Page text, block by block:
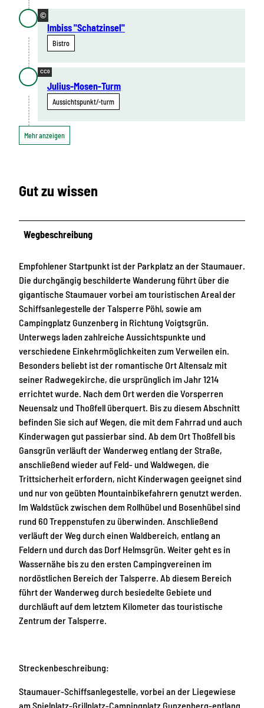
©
Imbiss "Schatzinsel"
Bistro
CC0
Julius-Mosen-Turm
Aussichtspunkt/-turm
Mehr anzeigen
Gut zu wissen
Wegbeschreibung
Empfohlener Startpunkt ist der Parkplatz an der Staumauer.
Die durchgängig beschilderte Wanderung führt über die
gigantische Staumauer vorbei am touristischen Areal der
Schiffsanlegestelle der Talsperre Pöhl, sowie am
Campingplatz Gunzenberg in Richtung Voigtsgrün.
Unterwegs laden zahlreiche Aussichtspunkte und
verschiedene Einkehrmöglichkeiten zum Verweilen ein.
Besonders beliebt ist der romantische Ort Altensalz mit
seiner Radwegekirche, die ursprünglich im Jahr 1214
errichtet wurde. Nach dem Ort werden die Vorsperren
Neuensalz und Thoßfell überquert. Bis zu diesem Abschnitt
befinden Sie sich auf Wegen, die mit dem Fahrrad und auch
Kinderwagen gut passierbar sind. Ab dem Ort Thoßfell bis
Gansgrün verläuft der Wanderweg entlang der Straße,
anschließend wieder auf Feld- und Waldwegen, die
Trittsicherheit erfordern, nicht Kinderwagen geeignet sind
und nur von geübten Mountainbikefahrern genutzt werden.
Im Waldstück zwischen dem Rollhübel und Bosenhübel sind
rund 60 Treppenstufen zu überwinden. Anschließend
verläuft der Weg durch einen Waldbereich, entlang an
Feldern und durch das Dorf Helmsgrün. Weiter geht es in
Wassernähe bis zu den ersten Campingvereinen im
nordöstlichen Bereich der Talsperre. Ab diesem Bereich
führt der Wanderweg durch besiedelte Gebiete und
durchläuft auf dem letztem Kilometer das touristische
Zentrum der Talsperre.
Streckenbeschreibung:
Staumauer-Schiffsanlegestelle, vorbei an der Liegewiese
am Spielplatz-Grillplatz-Campingplatz Gunzenberg-entlang